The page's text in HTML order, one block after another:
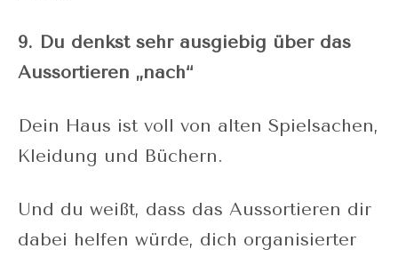
9. Du denkst sehr ausgiebig über das
Aussortieren „nach“
Dein Haus ist voll von alten Spielsachen,
Kleidung und Büchern.
Und du weißt, dass das Aussortieren dir
dabei helfen würde, dich organisierter